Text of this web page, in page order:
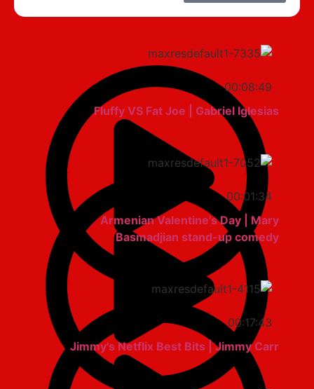
00:08:49
Fluffy VS Fat Joe | Gabriel Iglesias
00:01:34
Armenian Valentine's Day | Mary
Basmadjian stand-up comedy
00:17:43
Jimmy's Netflix Best Bits | Jimmy Carr